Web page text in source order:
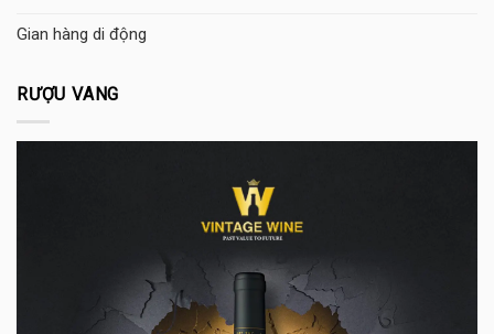
Gian hàng di động
RƯỢU VANG